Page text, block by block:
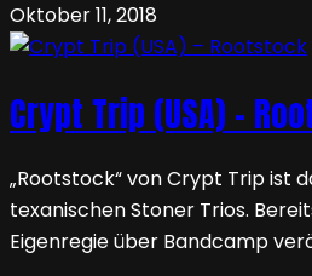
Oktober 11, 2018
Crypt Trip (USA) –
„Rootstock“ von Crypt Trip ist
texanischen Stoner Trios.
Eigenregie über Bandcamp